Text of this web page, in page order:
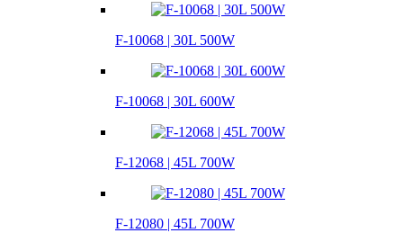
F-10068 | 30L 500W
F-10068 | 30L 600W
F-12068 | 45L 700W
F-12080 | 45L 700W